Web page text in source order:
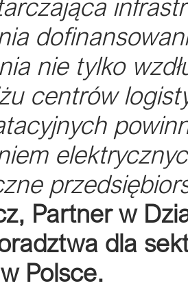
nie tylko
centrów
Partner w
dla
Polsce.